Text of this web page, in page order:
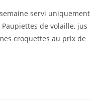
servi uniquement
de volaille, jus
croquettes au prix de